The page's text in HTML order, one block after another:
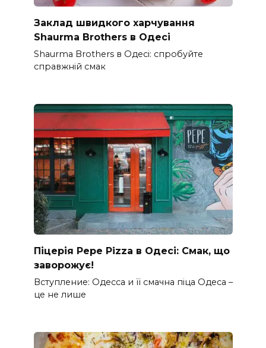
Заклад швидкого харчування
Shaurma Brothers в Одесі
Shaurma Brothers в Одесі: спробуйте
справжній смак
Піцерія Pepe Pizza в Одесі: Смак, що
заворожує!
Вступление: Одесса и її смачна піца Одеса –
це не лише